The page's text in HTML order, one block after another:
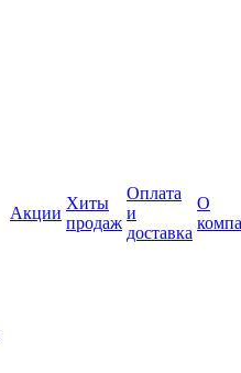
Акции
Хиты
продаж
Оплата
и
доставка
О